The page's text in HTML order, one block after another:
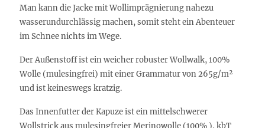
Man kann die Jacke mit Wollimprägnierung nahezu
wasserundurchlässig machen, somit steht ein Abenteuer
im Schnee nichts im Wege.
Der Außenstoff ist ein weicher robuster Wollwalk, 100%
Wolle (mulesingfrei) mit einer Grammatur von 265g/m²
und ist keineswegs kratzig.
Das Innenfutter der Kapuze ist ein mittelschwerer